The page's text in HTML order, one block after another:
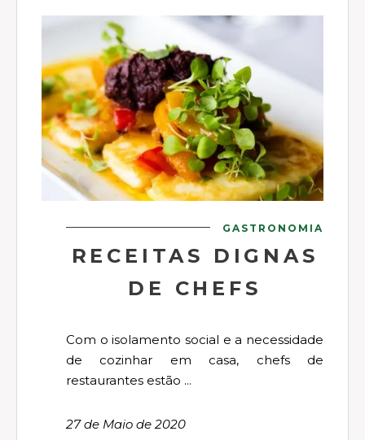
GASTRONOMIA
RECEITAS DIGNAS
DE CHEFS
Com o isolamento social e a necessidade
de cozinhar em casa, chefs de
restaurantes estão ...
27 de Maio de 2020